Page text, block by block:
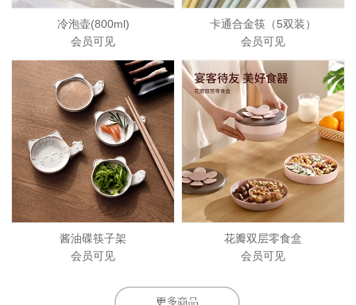
冷泡壶(800ml)
会员可见
卡通合金筷（5双装）
会员可见
酱油碟筷子架
会员可见
花瓣双层零食盒
会员可见